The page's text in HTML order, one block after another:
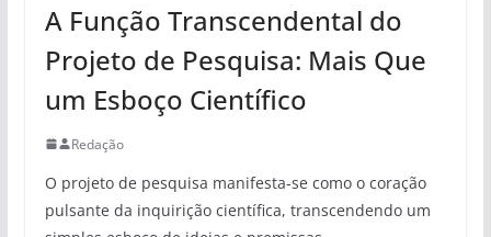
A Função Transcendental do
Projeto de Pesquisa: Mais Que
um Esboço Científico
Redação
O projeto de pesquisa manifesta-se como o coração
pulsante da inquirição científica, transcendendo um